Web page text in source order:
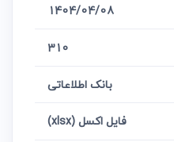
1404/04/08
310
بانک اطلاعاتی
فایل اکسل (xlsx)